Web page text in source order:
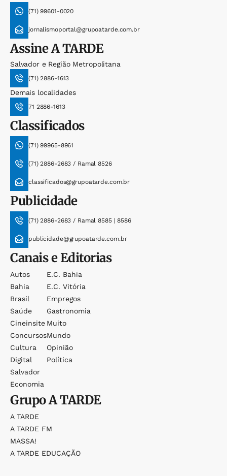
(71) 99601-0020
jornalismoportal@grupoatarde.com.br
AssineA TARDE
Salvador e Região Metropolitana
(71) 2886-1613
Demais localidades
71 2886-1613
Classificados
(71) 99965-8961
(71) 2886-2683 / Ramal 8526
classificados@grupoatarde.com.br
Publicidade
(71) 2886-2683 / Ramal 8585 | 8586
publicidade@grupoatarde.com.br
Canais e Editorias
Autos
Bahia
Brasil
Saúde
Cineinsite
Concursos
Cultura
Digital
Salvador
Economia
E.c. Bahia
E.c. Vitória
Empregos
Gastronomia
Muito
Mundo
Opinião
Política
GrupoA TARDE
A TARDE
A TARDE FM
MASSA!
A TARDE EDUCAÇÃO